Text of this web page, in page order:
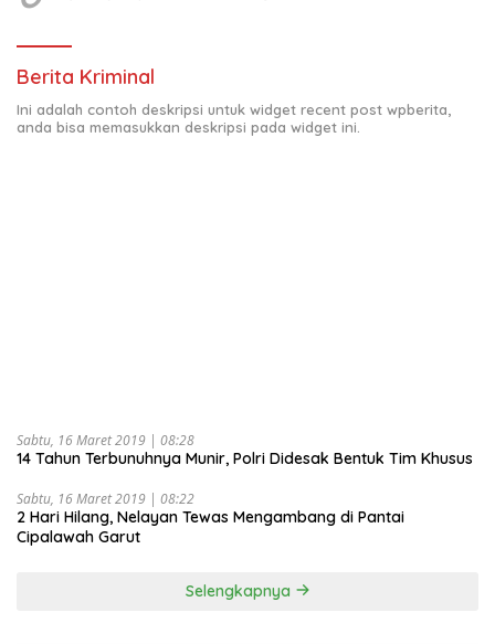
Berita Kriminal
Ini adalah contoh deskripsi untuk widget recent post wpberita,
anda bisa memasukkan deskripsi pada widget ini.
Sabtu, 16 Maret 2019 | 08:28
14 Tahun Terbunuhnya Munir, Polri Didesak Bentuk Tim Khusus
Sabtu, 16 Maret 2019 | 08:22
2 Hari Hilang, Nelayan Tewas Mengambang di Pantai
Cipalawah Garut
Selengkapnya